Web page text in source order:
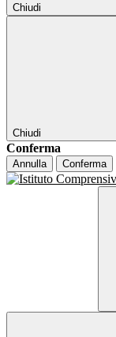
Chiudi
Chiudi
Conferma
Annulla Conferma